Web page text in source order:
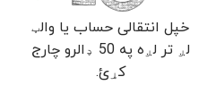
خپل انتقالی حساب یا والټ
لږ تر لږه په 50 ډالرو چارج
کړئ.